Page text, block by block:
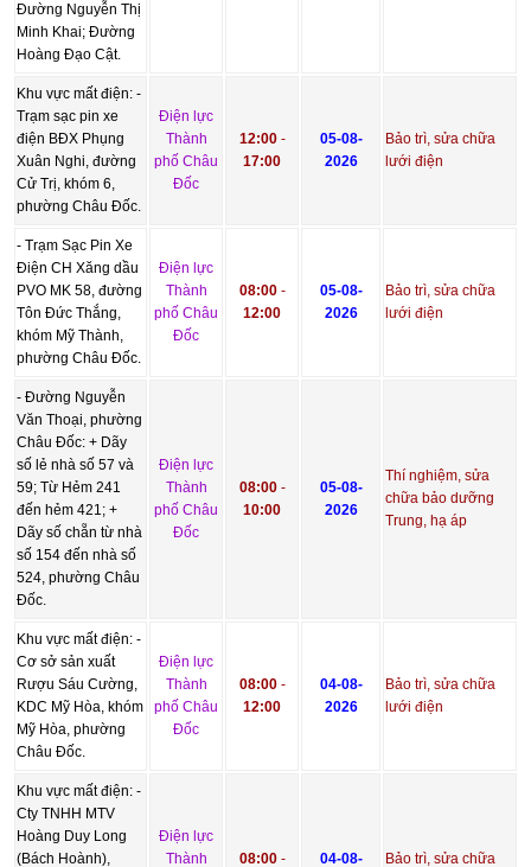
Đường Nguyễn Thị
Minh Khai; Đường
Hoàng Đạo Cật.
Khu vực mất điện: -
Trạm sạc pin xe
điện BĐX Phụng
Xuân Nghi, đường
Cử Trị, khóm 6,
phường Châu Đốc.
Điện lực
Thành
phố Châu
Đốc
12:00-
17:00
05-08-
2026
Bảo trì, sửa chữa
lưới điện
- Trạm Sạc Pin Xe
Điện CH Xăng dầu
PVO MK 58, đường
Tôn Đức Thắng,
khóm Mỹ Thành,
phường Châu Đốc.
Điện lực
Thành
phố Châu
Đốc
08:00-
12:00
05-08-
2026
Bảo trì, sửa chữa
lưới điện
- Đường Nguyễn
Văn Thoại, phường
Châu Đốc: + Dãy
số lẻ nhà số 57 và
59; Từ Hẻm 241
đến hẻm 421; +
Dãy số chẵn từ nhà
số 154 đến nhà số
524, phường Châu
Đốc.
Điện lực
Thành
phố Châu
Đốc
08:00-
10:00
05-08-
2026
Thí nghiệm, sửa
chữa bảo dưỡng
Trung, hạ áp
Khu vực mất điện: -
Cơ sở sản xuất
Rượu Sáu Cường,
KDC Mỹ Hòa, khóm
Mỹ Hòa, phường
Châu Đốc.
Điện lực
Thành
phố Châu
Đốc
08:00-
12:00
04-08-
2026
Bảo trì, sửa chữa
lưới điện
Khu vực mất điện: -
Cty TNHH MTV
Hoàng Duy Long
(Bách Hoành),
Điện lực
Thành
08:00-
04-08-
Bảo trì, sửa chữa